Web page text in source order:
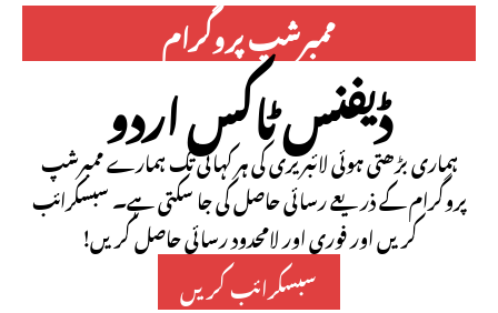
ممبرشپ پروگرام
ڈیفنس ٹاکس اردو
ہماری بڑھتی ہوئی لائبریری کی ہر کہانی تک ہمارے ممبرشپ
پروگرام کے ذریعے رسائی حاصل کی جا سکتی ہے۔ سبسکرائب
کریں اور فوری اور لامحدود رسائی حاصل کریں!
سبسکرائب کریں